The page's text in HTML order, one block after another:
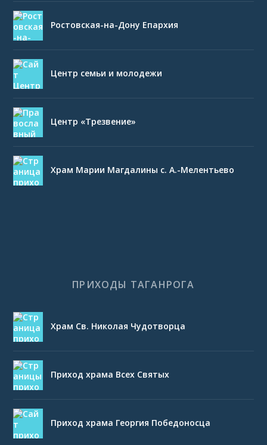
Ростовская-на-Дону Епархия
Центр семьи и молодежи
Центр «Трезвение»
Храм Марии Магдалины с. А.-Мелентьево
ПРИХОДЫ ТАГАНРОГА
Храм Св. Николая Чудотворца
Приход храма Всех Святых
Приход храма Георгия Победоносца